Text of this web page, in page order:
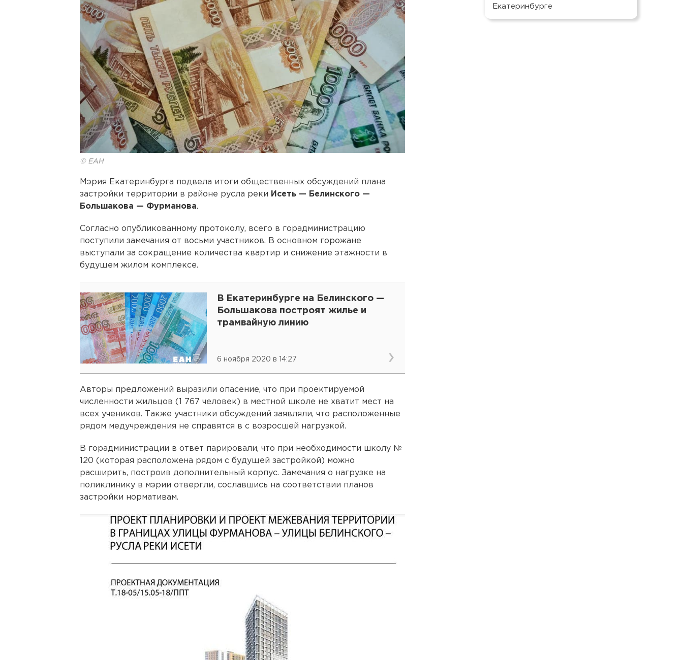
© ЕАН
Мэрия Екатеринбурга подвела итоги общественных обсуждений плана
застройки территории в районе русла реки Исеть — Белинского —
Большакова — Фурманова.
Согласно опубликованному протоколу, всего в горадминистрацию
поступили замечания от восьми участников. В основном горожане
выступали за сокращение количества квартир и снижение этажности в
будущем жилом комплексе.
В Екатеринбурге на Белинского —
Большакова построят жилье и
трамвайную линию
6 ноября 2020 в 14:27
Авторы предложений выразили опасение, что при проектируемой
численности жильцов (1 767 человек) в местной школе не хватит мест на
всех учеников. Также участники обсуждений заявляли, что расположенные
рядом медучреждения не справятся в с возросшей нагрузкой.
В горадминистрации в ответ парировали, что при необходимости школу №
120 (которая расположена рядом с будущей застройкой) можно
расширить, построив дополнительный корпус. Замечания о нагрузке на
поликлинику в мэрии отвергли, сославшись на соответствии планов
застройки нормативам.
Екатеринбурге